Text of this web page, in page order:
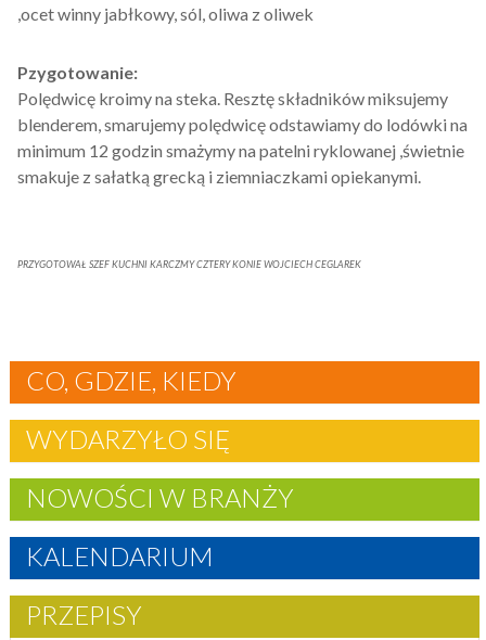
,ocet winny jabłkowy, sól, oliwa z oliwek
Pzygotowanie:
Polędwicę kroimy na steka. Resztę składników miksujemy
blenderem, smarujemy polędwicę odstawiamy do lodówki na
minimum 12 godzin smażymy na patelni ryklowanej ,świetnie
smakuje z sałatką grecką i ziemniaczkami opiekanymi.
PRZYGOTOWAŁ SZEF KUCHNI KARCZMY CZTERY KONIE WOJCIECH CEGLAREK
CO, GDZIE, KIEDY
WYDARZYŁO SIĘ
NOWOŚCI W BRANŻY
KALENDARIUM
PRZEPISY